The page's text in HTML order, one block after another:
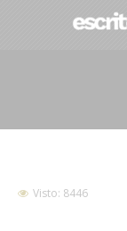
Visto: 8446